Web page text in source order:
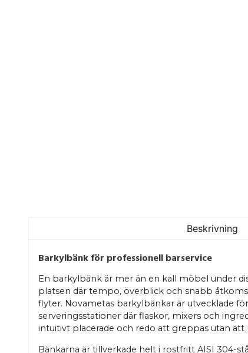
Beskrivning
Barkylbänk för professionell barservice
En barkylbänk är mer än en kall möbel under
platsen där tempo, överblick och snabb
flyter. Novametas barkylbänkar är utvecklade
serveringsstationer där flaskor, mixers och
intuitivt placerade och redo att greppas utan
Bänkarna är tillverkade helt i rostfritt AISI 304-